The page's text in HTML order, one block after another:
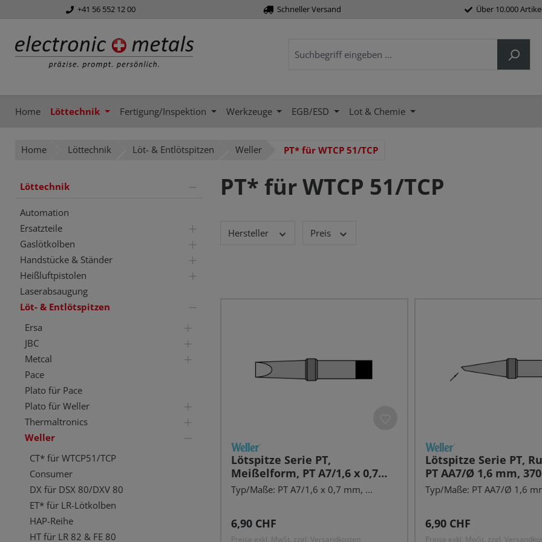
Zur Hauptnavigation springen
+41 56 552 12 00 Schneller Versand Über 10.000 Artikel
Home Löttechnik Fertigung/Inspektion Werkzeuge EGB/ESD Lot & Chemie
Home Löttechnik Löt- & Entlötspitzen Weller PT* für WTCP 51/TCP
Löttechnik
Automation
Ersatzteile
Gaslötkolben
Handstücke & Ständer
Heißluftpistolen
Laserabsaugung
Löt- & Entlötspitzen
Ersa
JBC
Metcal
Pace
Plato für Pace
Plato für Weller
Thermaltronics
Weller
CT* für WTCP51/TCP
Consumer
DX für DSX 80/DXV 80
ET* für LR-Lötkolben
HAP-Reihe
HT für LR 82 & FE 80
PT* für WTCP 51/TCP
Hersteller Preis
Lötspitze Serie PT,
Meißelform, PT A7/1,6 x 0,7
mm, 370 °C, gerade
Typ/Maße: PT A7/1,6 x 0,7 mm, ...
Regulärer Preis:
6,90 CHF
Preise exkl. MwSt. zzgl. Versandkosten
Lötspitze Serie PT,
PT AA7/Ø 1,6 mm, 370
abgeschrägt
Typ/Maße: PT AA7/Ø 1,6
Regulärer Preis:
6,90 CHF
Preise exkl. MwSt. zzgl.